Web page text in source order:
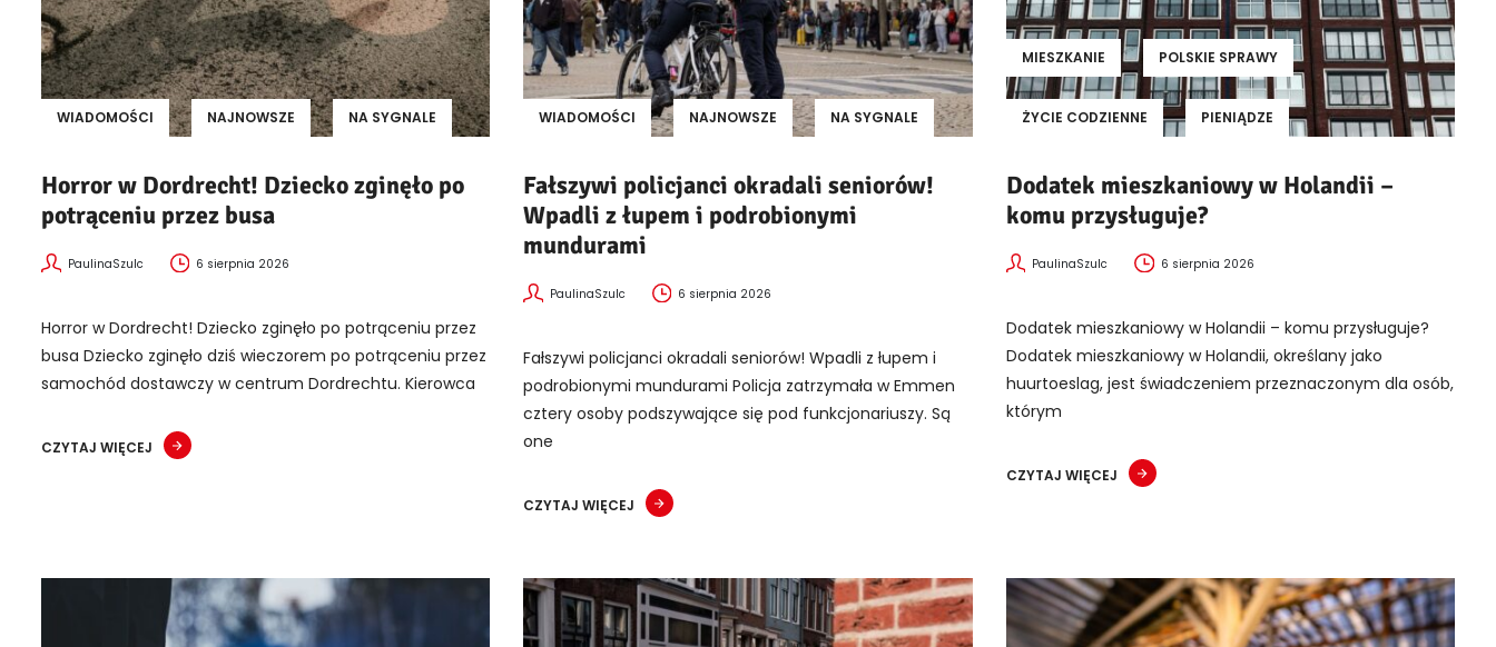
WIADOMOŚCI NAJNOWSZE NA SYGNALE
Horror w Dordrecht! Dziecko zginęło po
potrąceniu przez busa
PaulinaSzulc 6 sierpnia 2026
Horror w Dordrecht! Dziecko zginęło po potrąceniu przez
busa Dziecko zginęło dziś wieczorem po potrąceniu przez
samochód dostawczy w centrum Dordrechtu. Kierowca
CZYTAJ WIĘCEJ
WIADOMOŚCI NAJNOWSZE NA SYGNALE
Fałszywi policjanci okradali seniorów!
Wpadli z łupem i podrobionymi
mundurami
PaulinaSzulc 6 sierpnia 2026
Fałszywi policjanci okradali seniorów! Wpadli z łupem i
podrobionymi mundurami Policja zatrzymała w Emmen
cztery osoby podszywające się pod funkcjonariuszy. Są
one
CZYTAJ WIĘCEJ
MIESZKANIE POLSKIE SPRAWY
ŻYCIE CODZIENNE PIENIĄDZE
Dodatek mieszkaniowy w Holandii –
komu przysługuje?
PaulinaSzulc 6 sierpnia 2026
Dodatek mieszkaniowy w Holandii – komu przysługuje?
Dodatek mieszkaniowy w Holandii, określany jako
huurtoeslag, jest świadczeniem przeznaczonym dla osób,
którym
CZYTAJ WIĘCEJ